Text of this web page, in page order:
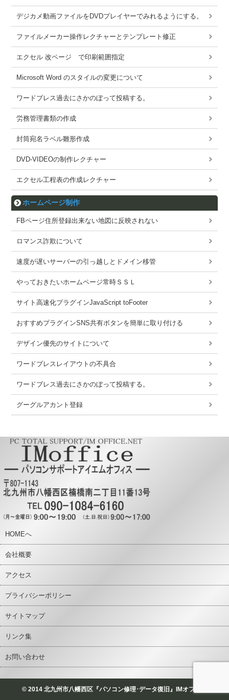
デジカメ動画ファイルをDVDプレイヤーでみれるようにする。
ファイルメーカー操作レクチャーとテンプレート修正
エクセル 改ページ で印刷範囲指定
Microsoft Word のスタイルの変更について
ワードブレス過去にさかのぼって投稿する。
労務管理書類の作成
封筒宛名ラベル雛形作成
DVD-VIDEOの制作レクチャー
エクセル工程表の作成レクチャー
ホームページ制作
FBページ住所登録出来ない地図に反映されない
ロマンス詐欺について
速度が遅いサーバーの引っ越しとドメイン移管
やっておきたいホームページ常時ＳＳＬ
サイト高速化プラグインJavaScript toFooter
おすすめプラグインSNS共有ボタンを簡単に取り付ける
デザイン優先のサイトについて
ワードブレスレイアウトの不具合
ワードブレス過去にさかのぼって投稿する。
グーグルアカント登録
HOMEへ
会社概要
アクセス
プライバシーポリシー
サイトマップ
リンク集
お問い合わせ
© 2014 北九州市八幡西区『パソコン修理･データ復旧』IMオフィス